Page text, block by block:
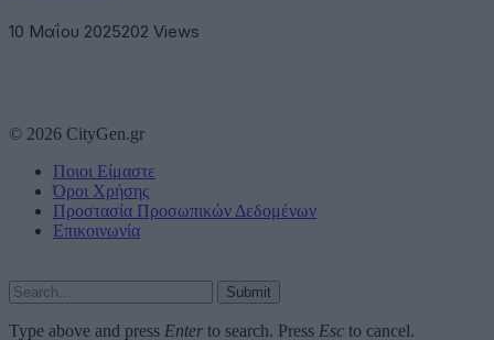
10 Μαΐου 2025202 Views
© 2026 CityGen.gr
Ποιοι Είμαστε
Όροι Χρήσης
Προστασία Προσωπικών Δεδομένων
Επικοινωνία
Submit
Type above and press Enter to search. Press Esc to cancel.